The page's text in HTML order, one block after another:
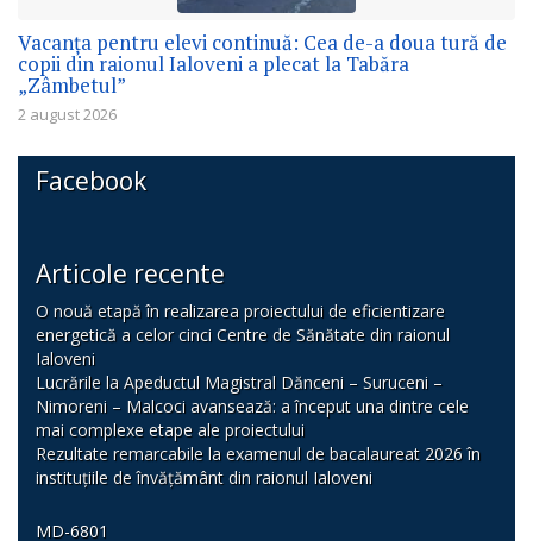
Vacanța pentru elevi continuă: Cea de-a doua tură de
copii din raionul Ialoveni a plecat la Tabăra
„Zâmbetul”
2 august 2026
Facebook
Articole recente
O nouă etapă în realizarea proiectului de eficientizare
energetică a celor cinci Centre de Sănătate din raionul
Ialoveni
Lucrările la Apeductul Magistral Dănceni – Suruceni –
Nimoreni – Malcoci avansează: a început una dintre cele
mai complexe etape ale proiectului
Rezultate remarcabile la examenul de bacalaureat 2026 în
instituțiile de învățământ din raionul Ialoveni
MD-6801